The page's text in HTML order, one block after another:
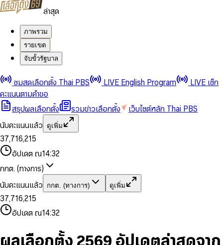
ล่าสุด
ภาพรวม
รายเขต
จับขั้วรัฐบาล
ชมสดเลือกตั้ง Thai PBS LIVE English Program
LIVE เช็ก
คะแนนตามคำขอ
สรุปผลเลือกตั้ง
รวมข่าวเลือกตั้ง
เว็บไซต์หลัก Thai PBS
นับคะแนนแล้ว
ดูเพิ่ม
0
1
2
3
4
5
6
8
9
0
1
2
3
4
5
6
7
8
9
,
0
1
2
4
6
7
8
9
0
1
2
3
4
5
6
7
8
9
0
1
3
5
6
7
8
9
,
1
2
4
5
7
8
9
0
1
3
4
6
7
8
9
0
2
3
4
5
7
8
อัปเดต ณ14:32
กกต. (ทางการ)
นับคะแนนแล้ว
กกต. (ทางการ) ดูเพิ่ม
0
1
2
3
4
5
7
0
1
2
4
5
6
7
8
9
,
0
1
2
4
6
7
8
9
0
1
2
3
5
0
1
3
5
6
7
8
,
1
2
4
6
0
1
3
5
0
2
3
4
5
7
9
อัปเดต ณ14:32